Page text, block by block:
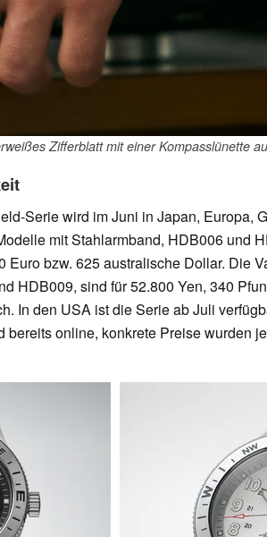
Zifferblatt mit einer Kompasslünette
Serie wird im Juni in Japan, Europa,
mit Stahlarmband, HDB006 und
Euro bzw. 625 australische Dollar. Die
HDB009, sind für 52.800 Yen, 340
In den USA ist die Serie ab Juli
bereits online, konkrete Preise wurden